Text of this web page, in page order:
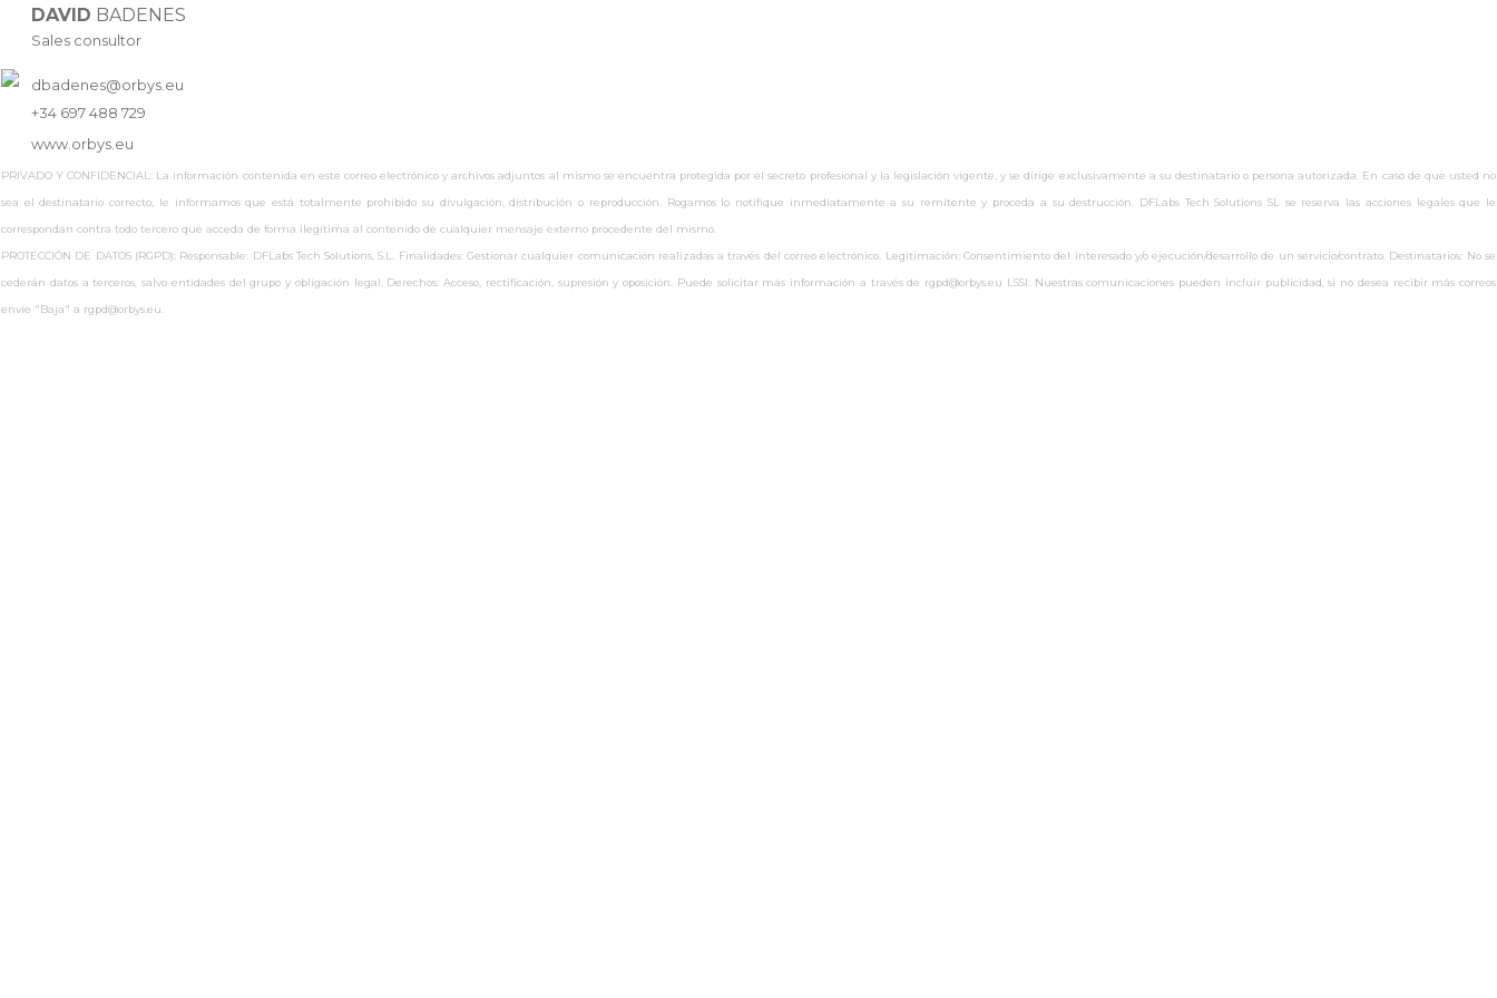
DAVID BADENES
Sales consultor
dbadenes@orbys.eu
+34 697 488 729
www.orbys.eu
PRIVADO Y CONFIDENCIAL: La información contenida en este correo electrónico y archivos adjuntos al mismo se encuentra protegida por el secreto profesional y la legislación vigente, y se dirige exclusivamente a su destinatario o persona autorizada. En caso de que usted no
sea el destinatario correcto, le informamos que está totalmente prohibido su divulgación, distribución o reproducción. Rogamos lo notifique inmediatamente a su remitente y proceda a su destrucción. DFLabs Tech Solutions SL se reserva las acciones legales que le
correspondan contra todo tercero que acceda de forma ilegítima al contenido de cualquier mensaje externo procedente del mismo.
PROTECCIÓN DE DATOS (RGPD): Responsable: DFLabs Tech Solutions, S.L. Finalidades: Gestionar cualquier comunicación realizadas a través del correo electrónico. Legitimación: Consentimiento del interesado y/o ejecución/desarrollo de un servicio/contrato. Destinatarios: No se
cederán datos a terceros, salvo entidades del grupo y obligación legal. Derechos: Acceso, rectificación, supresión y oposición. Puede solicitar más información a través de rgpd@orbys.eu LSSI: Nuestras comunicaciones pueden incluir publicidad, si no desea recibir más correos
envíe "Baja" a rgpd@orbys.eu.